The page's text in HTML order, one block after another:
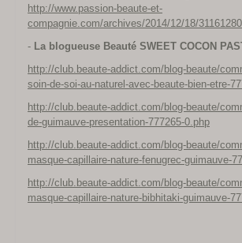
Le Blog BBE
greenwhey
http://www.passion-beaute-et-
compagnie.com/archives/2014/12/18/
- La blogueuse Beauté SWEET COCON
http://club.beaute-addict.com/blog-beaute/
soin-de-soi-au-naturel-avec-beaute-bien-etre-
http://club.beaute-addict.com/blog-beaute/
de-guimauve-presentation-777265-0.php
http://club.beaute-addict.com/blog-beaute/
masque-capillaire-nature-fenugrec-guimauve-
http://club.beaute-addict.com/blog-beaute/
masque-capillaire-nature-bibhitaki-guimauve-